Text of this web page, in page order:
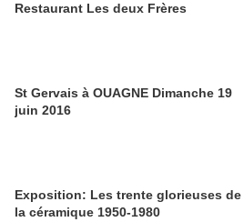
Restaurant Les deux Frères
St Gervais à OUAGNE Dimanche 19
juin 2016
Exposition: Les trente glorieuses de
la céramique 1950-1980